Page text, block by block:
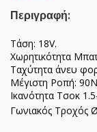
Περιγραφή:
Τάση: 18V.
Χωρητικότητα
Ταχύτητα άνευ
Μέγιστη Ροπή:
Ικανότητα Tσοκ
Γωνιακός Τροχός